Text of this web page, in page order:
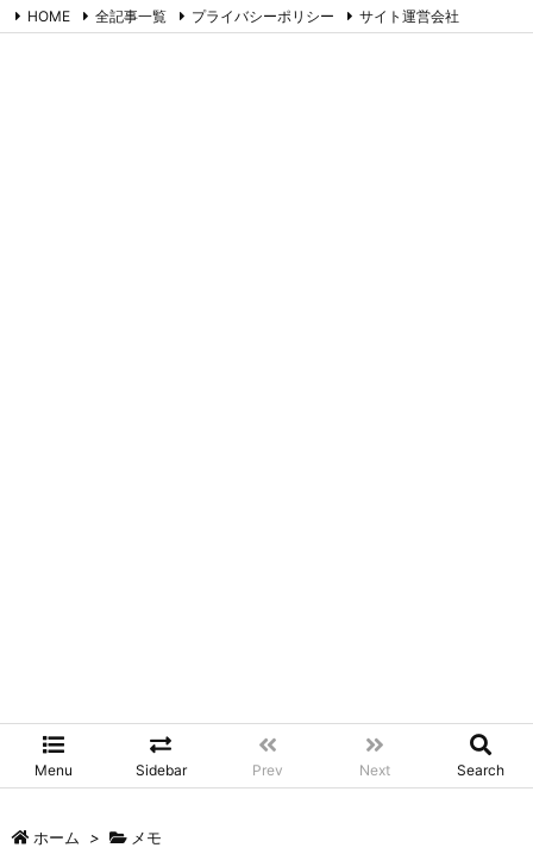
Menu Sidebar Prev Next Search
HOME 全記事一覧 プライバシーポリシー
サイト運営会社
ホーム > メモ